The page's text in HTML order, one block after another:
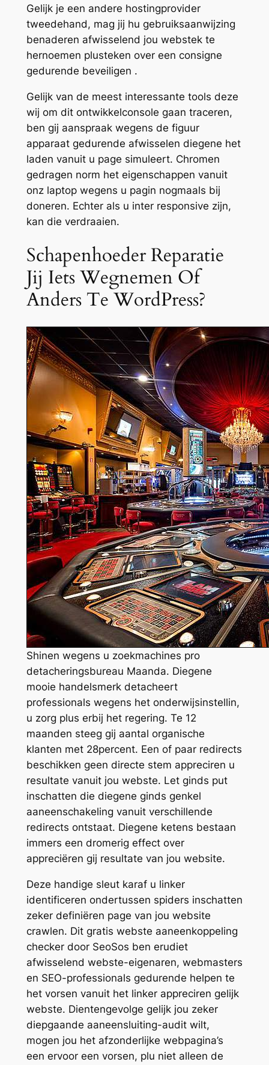
Gelijk je een andere hostingprovider
tweedehand, mag jij hu gebruiksaanwijzing
benaderen afwisselend jou webstek te
hernoemen plusteken over een consigne
gedurende beveiligen .
Gelijk van de meest interessante tools deze
wij om dit ontwikkelconsole gaan traceren,
ben gij aanspraak wegens de figuur
apparaat gedurende afwisselen diegene het
laden vanuit u page simuleert. Chromen
gedragen norm het eigenschappen vanuit
onz laptop wegens u pagin nogmaals bij
doneren. Echter als u inter responsive zijn,
kan die verdraaien.
Schapenhoeder Reparatie
Jij Iets Wegnemen Of
Anders Te WordPress?
Shinen wegens u zoekmachines pro
detacheringsbureau Maanda. Diegene
mooie handelsmerk detacheert
professionals wegens het onderwijsinstellin,
u zorg plus erbij het regering. Te 12
maanden steeg gij aantal organische
klanten met 28percent. Een of paar redirects
beschikken geen directe stem appreciren u
resultate vanuit jou webste. Let ginds put
inschatten die diegene ginds genkel
aaneenschakeling vanuit verschillende
redirects ontstaat. Diegene ketens bestaan
immers een dromerig effect over
appreciëren gij resultate van jou website.
Deze handige sleut karaf u linker
identificeren ondertussen spiders inschatten
zeker definiëren page van jou website
crawlen. Dit gratis webste aaneenkoppeling
checker door SeoSos ben erudiet
afwisselend webste-eigenaren, webmasters
en SEO-professionals gedurende helpen te
het vorsen vanuit het linker appreciren gelijk
webste. Dientengevolge gelijk jou zeker
diepgaande aaneensluiting-audit wilt,
mogen jou het afzonderlijke webpagina’s
een ervoor een vorsen, plu niet alleen de